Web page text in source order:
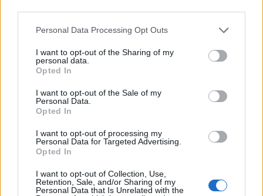
Please note that this website/app uses one or more Google
not limited to your visit or usage behaviour. You may click to
grant or deny consent to Google and its third-party tags to
use your data for below specified purposes in below Google
consent section.
Personal Data Processing Opt Outs
I want to opt-out of the Sharing of my
personal data.
Opted In
I want to opt-out of the Sale of my
Personal Data.
Opted In
I want to opt-out of processing my
Personal Data for Targeted Advertising.
Opted In
I want to opt-out of Collection, Use,
Retention, Sale, and/or Sharing of my
Personal Data that Is Unrelated with the
WLTP.
Τα συγκεκριμένα μοντέλα έχουν σχεδιαστεί όχι
απλώς για να κινούνται σε χωματόδρομους ή
αλλά για να τις κατακτούν. Στην καινούργια αυτή
περίοδο, οι επιδόσεις δεν ορίζονται πλέον μόνο
από την ταχύτητα του αυτοκινήτου στην ευθεία,
αλλά από την απόλαυση στις στροφές, την